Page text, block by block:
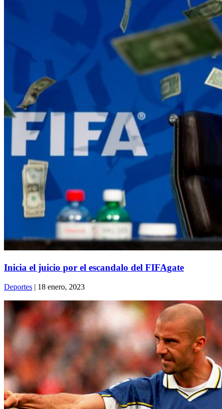
Inicia el juicio por el escandalo del FIFAgate
Deportes | 18 enero, 2023